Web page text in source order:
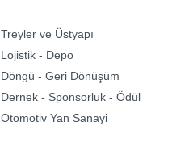
Treyler ve Üstyapı
Lojistik - Depo
Döngü - Geri Dönüşüm
Dernek - Sponsorluk - Ödül
Otomotiv Yan Sanayi